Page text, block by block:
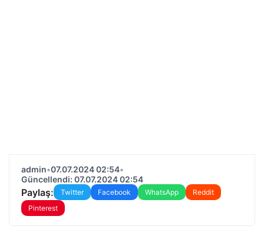
admin•07.07.2024 02:54•
Güncellendi: 07.07.2024 02:54
Paylaş: Twitter Facebook WhatsApp
Reddit
Pinterest